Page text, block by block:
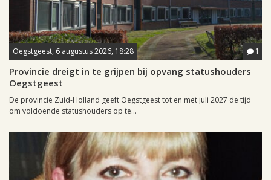
Oegstgeest, 6 augustus 2026, 18:28 1
Provincie dreigt in te grijpen bij opvang statushouders
Oegstgeest
De provincie Zuid-Holland geeft Oegstgeest tot en met juli 2027 de tijd
om voldoende statushouders op te...